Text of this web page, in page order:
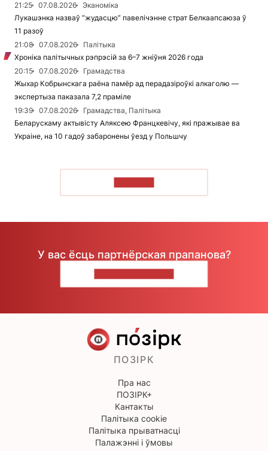
21:25
07.08.2026
Эканоміка
Лукашэнка назваў “жудасцю” павелічэнне страт Белкаапсаюза ў
11 разоў
21:08
07.08.2026
Палітыка
Хроніка палітычных рэпрэсій за 6–7 жніўня 2026 года
20:15
07.08.2026
Грамадства
Жыхар Кобрынскага раёна памёр ад перадазіроўкі алкаголю —
экспертыза паказала 7,2 праміле
19:39
07.08.2026
Грамадства, Палітыка
Беларускаму актывісту Аляксею Францкевічу, які пражывае ва
Украіне, на 10 гадоў забаронены ўезд у Польшчу
У вас ёсць партнёрская прапанова?
ПОЗІРК
Пра нас
ПОЗІРК+
Кантакты
Палітыка cookie
Палітыка прыватнасці
Палажэнні і ўмовы